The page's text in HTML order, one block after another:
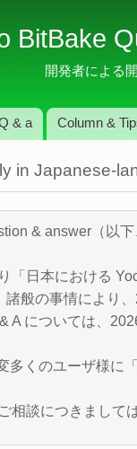
BitBake
開発者による
& a Column &
in Japanese-
& answer（以
「日本における
諸般の事情により
A については、
多くのユーザ様に
相談につきまして